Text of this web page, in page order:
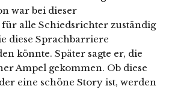
war bei dieser
alle Schiedsrichter zuständig
diese Sprachbarriere
könnte. Später sagte er, die
Ampel gekommen. Ob diese
eine schöne Story ist, werden